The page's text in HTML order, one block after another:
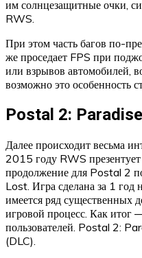
им солнцезащитные очки,
RWS.
При этом часть багов по-
же проседает FPS при
или взрывов автомобилей,
возможно это особенность
Postal 2:
Далее происходит весьма
2015 году RWS
продолжение для Postal 2
Lost. Игра сделана за 1
имеется ряд существенных
игровой процесс. Как итог
пользователей. Postal 2:
(DLC).